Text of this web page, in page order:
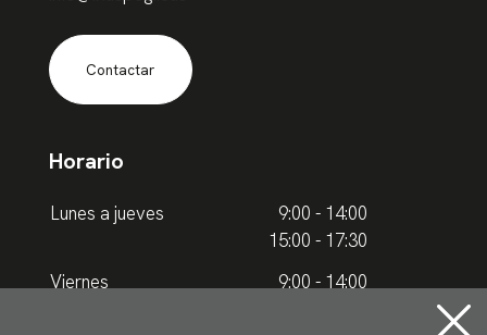
Contactar
Horario
Lunes a jueves
9:00 - 14:00
15:00 - 17:30
Viernes
9:00 - 14:00